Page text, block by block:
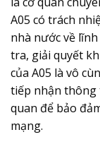
A05 có trách
nhà nước về
tra, giải quyết
của A05 là vô
tiếp nhận thông
quan để bảo
mạng.